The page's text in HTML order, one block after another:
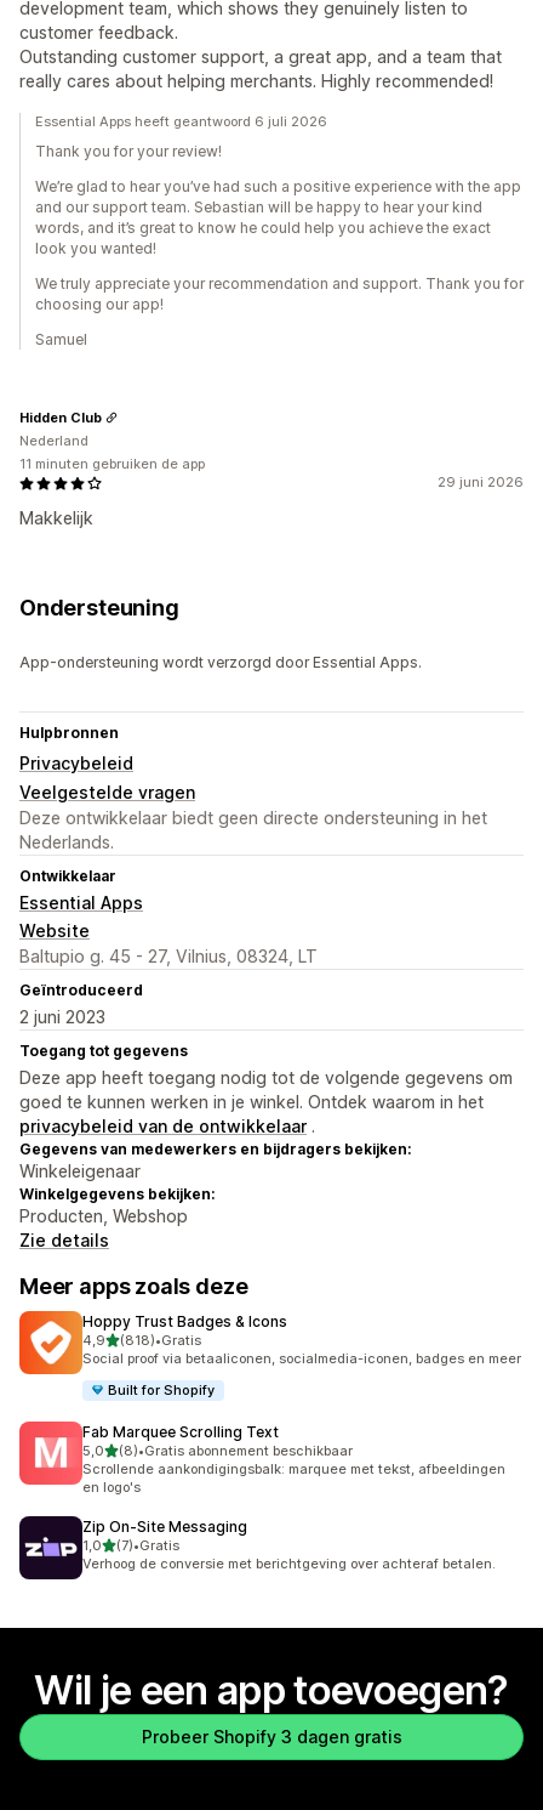
development team, which shows they genuinely listen to
customer feedback.
Outstanding customer support, a great app, and a team that
really cares about helping merchants. Highly recommended!
Essential Apps heeft geantwoord 6 juli 2026
Thank you for your review!
We’re glad to hear you’ve had such a positive experience with the app
and our support team. Sebastian will be happy to hear your kind
words, and it’s great to know he could help you achieve the exact
look you wanted!
We truly appreciate your recommendation and support. Thank you for
choosing our app!
Samuel
29 juni 2026
Makkelijk
Hidden Club
Nederland
11 minuten gebruiken de app
Ondersteuning
App-ondersteuning wordt verzorgd door Essential Apps.
Hulpbronnen
Privacybeleid
Veelgestelde vragen
Deze ontwikkelaar biedt geen directe ondersteuning in het
Nederlands.
Ontwikkelaar
Essential Apps
Website
Baltupio g. 45 - 27, Vilnius, 08324, LT
Geïntroduceerd
2 juni 2023
Toegang tot gegevens
Deze app heeft toegang nodig tot de volgende gegevens om
goed te kunnen werken in je winkel. Ontdek waarom in het
privacybeleid van de ontwikkelaar .
Gegevens van medewerkers en bijdragers bekijken:
Winkeleigenaar
Winkelgegevens bekijken:
Producten, Webshop
Zie details
Meer apps zoals deze
Hoppy Trust Badges & Icons
4,9van 5 sterren
(818)
818 recensies in totaal
•Gratis
Social proof via betaaliconen, socialmedia-iconen, badges en meer
Built for Shopify
Fab Marquee Scrolling Text
5,0van 5 sterren
(8)
8 recensies in totaal
•Gratis abonnement beschikbaar
Scrollende aankondigingsbalk: marquee met tekst, afbeeldingen
en logo's
Zip On‑Site Messaging
1,0van 5 sterren
(7)
7 recensies in totaal
•Gratis
Verhoog de conversie met berichtgeving over achteraf betalen.
Wil je een app toevoegen?
Probeer Shopify 3 dagen gratis